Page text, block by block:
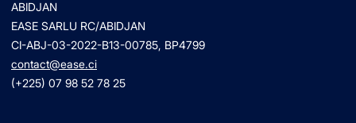
ABIDJAN
EASE SARLU RC/ABIDJAN
CI-ABJ-03-2022-B13-00785, BP4799
contact@ease.ci
(+225) 07 98 52 78 25